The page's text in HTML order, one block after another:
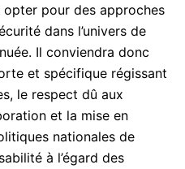
pour des approches
dans l’univers de
Il conviendra donc
et spécifique régissant
le respect dû aux
et la mise en
nationales de
à l’égard des